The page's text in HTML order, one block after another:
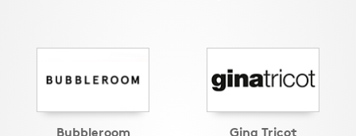
Bubbleroom Gina Tricot